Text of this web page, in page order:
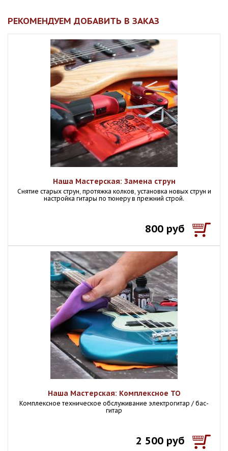
РЕКОМЕНДУЕМ ДОБАВИТЬ В ЗАКАЗ
Наша Мастерская: Замена струн
Снятие старых струн, протяжка колков, установка новых струн и
настройка гитары по тюнеру в прежний строй.
800 руб
Наша Мастерская: Комплексное ТО
Комплексное техническое обслуживание электрогитар / бас-
гитар
2 500 руб